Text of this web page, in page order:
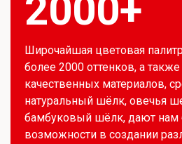
2000+
Широчайшая цветовая
более 2000 оттенков, а
качественных материалов,
натуральный шёлк, овечья
бамбуковый шёлк, дают нам
возможности в создании